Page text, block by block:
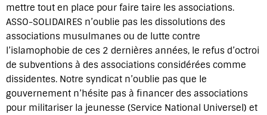
mettre tout en place pour faire taire les associations.
ASSO-SOLIDAIRES n’oublie pas les dissolutions des
associations musulmanes ou de lutte contre
l’islamophobie de ces 2 dernières années, le refus d’octroi
de subventions à des associations considérées comme
dissidentes. Notre syndicat n’oublie pas que le
gouvernement n’hésite pas à financer des associations
pour militariser la jeunesse (Service National Universel) et